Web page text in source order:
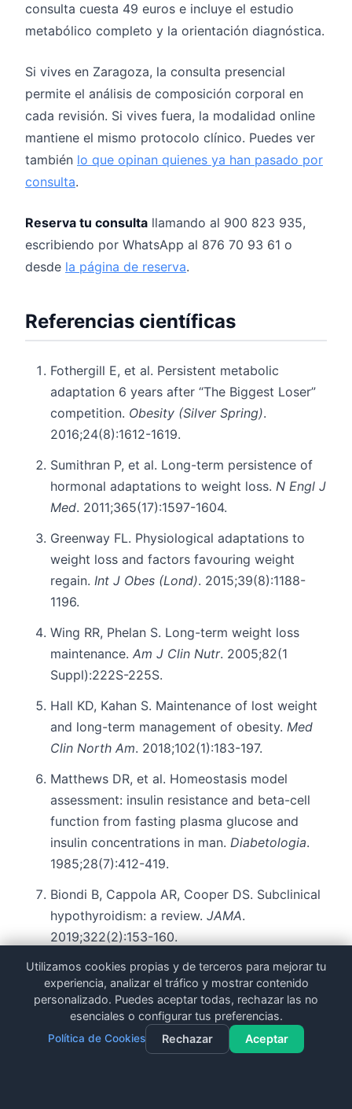
consulta cuesta 49 euros e incluye el estudio
metabólico completo y la orientación diagnóstica.
Si vives en Zaragoza, la consulta presencial
permite el análisis de composición corporal en
cada revisión. Si vives fuera, la modalidad online
mantiene el mismo protocolo clínico. Puedes ver
también lo que opinan quienes ya han pasado por
consulta.
Reserva tu consulta llamando al 900 823 935,
escribiendo por WhatsApp al 876 70 93 61 o
desde la página de reserva.
Referencias científicas
Fothergill E, et al. Persistent metabolic
adaptation 6 years after “The Biggest Loser”
competition. Obesity (Silver Spring).
2016;24(8):1612-1619.
Sumithran P, et al. Long-term persistence of
hormonal adaptations to weight loss. N Engl J
Med. 2011;365(17):1597-1604.
Greenway FL. Physiological adaptations to
weight loss and factors favouring weight
regain. Int J Obes (Lond). 2015;39(8):1188-
1196.
Wing RR, Phelan S. Long-term weight loss
maintenance. Am J Clin Nutr. 2005;82(1
Suppl):222S-225S.
Hall KD, Kahan S. Maintenance of lost weight
and long-term management of obesity. Med
Clin North Am. 2018;102(1):183-197.
Matthews DR, et al. Homeostasis model
assessment: insulin resistance and beta-cell
function from fasting plasma glucose and
insulin concentrations in man. Diabetologia.
1985;28(7):412-419.
Biondi B, Cappola AR, Cooper DS. Subclinical
hypothyroidism: a review. JAMA.
2019;322(2):153-160.
Gregor MF, Hotamisligil GS. Inflammatory
mechanisms in obesity.Annu Rev Immunol.
2011;29:415-445.
Ridker PM. A test in context: high-sensitivity
Utilizamos cookies propias y de terceros para mejorar tu
experiencia, analizar el tráfico y mostrar contenido
personalizado. Puedes aceptar todas, rechazar las no
esenciales o configurar tus preferencias.
Política de Cookies Rechazar Aceptar